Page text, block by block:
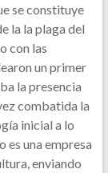
se constituye
la la plaga del
con las
un primer
la presencia
combatida la
inicial a lo
es una empresa
enviando